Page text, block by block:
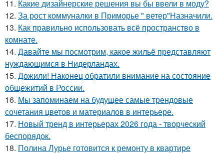
11. Какие дизайнерские решения вы бы ввели в моду?
12. За рост коммуналки в Приморье " ветер"Назначили.
13. Как правильно использовать всё пространство в
комнате.
14. Давайте мы посмотрим, какое жильё представляют
нуждающимся в Нидерландах.
15. Дожили! Наконец обратили внимание на состояние
общежитий в России.
16. Мы запоминаем на будущее самые трендовые
сочетания цветов и материалов в интерьере.
17. Новый тренд в интерьерах 2026 года - творческий
беспорядок.
18. Полина Лурье готовится к ремонту в квартире